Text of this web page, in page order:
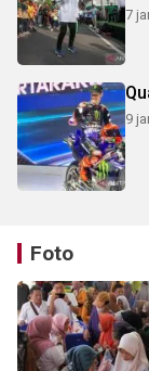
7
9
Foto